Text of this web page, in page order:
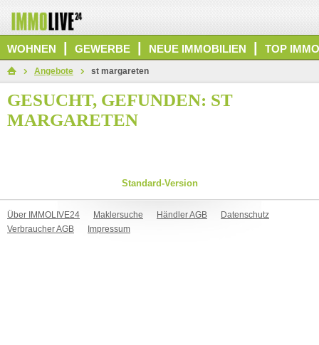
WOHNEN GEWERBE NEUE IMMOBILIEN TOP
Angebote st margareten
GESUCHT, GEFUNDEN: ST
MARGARETEN
Standard-Version
Über IMMOLIVE24 Maklersuche Händler AGB
Datenschutz
Verbraucher AGB
Impressum